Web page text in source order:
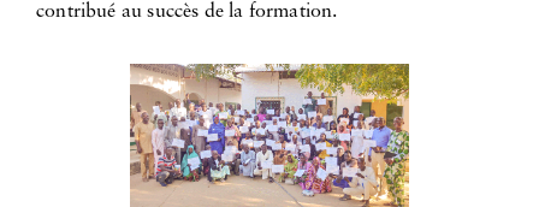
contribué au succès de la formation.